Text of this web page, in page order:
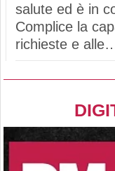
salute ed è in
Complice la
richieste e